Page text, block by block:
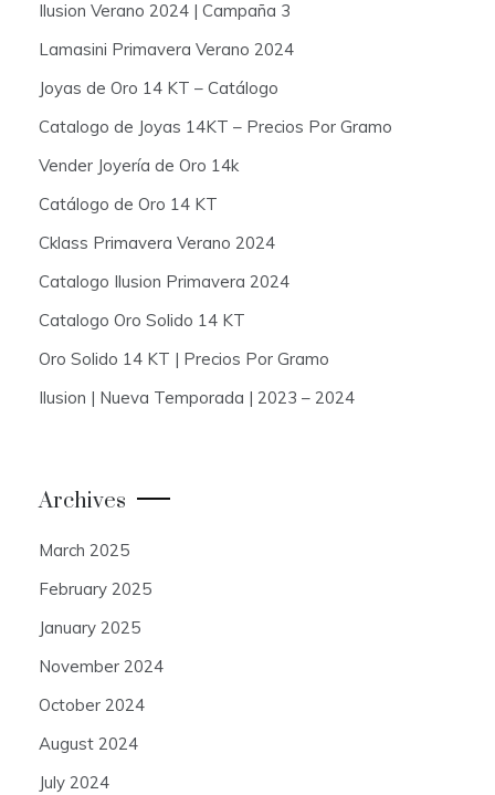
Ilusion Verano 2024 | Campaña 3
Lamasini Primavera Verano 2024
Joyas de Oro 14 KT – Catálogo
Catalogo de Joyas 14KT – Precios Por Gramo
Vender Joyería de Oro 14k
Catálogo de Oro 14 KT
Cklass Primavera Verano 2024
Catalogo Ilusion Primavera 2024
Catalogo Oro Solido 14 KT
Oro Solido 14 KT | Precios Por Gramo
Ilusion | Nueva Temporada | 2023 – 2024
Archives
March 2025
February 2025
January 2025
November 2024
October 2024
August 2024
July 2024